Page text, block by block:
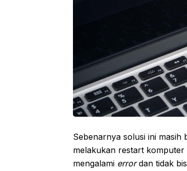
Sebenarnya solusi ini masih
melakukan restart
mengalami errordan tidak